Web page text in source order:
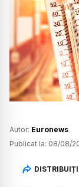
Autor: Euronews
Publicat la: 08/08/